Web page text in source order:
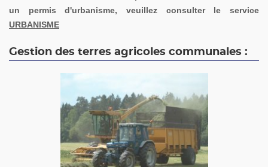
un permis d'urbanisme, veuillez consulter le service
URBANISME
Gestion des terres agricoles communales :